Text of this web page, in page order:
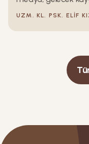
fırsat bulamadan
değildik; zihnimiz
Anda kalmak, yani
UZM. KL. PSK. ELIF